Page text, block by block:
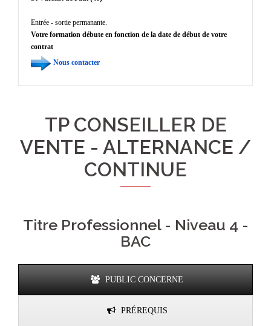
Entrée - sortie permanante.
Votre formation débute en fonction de la date de début de votre
contrat
Nous contacter
TP CONSEILLER DE
VENTE - ALTERNANCE /
CONTINUE
Titre Professionnel - Niveau 4 -
BAC
PUBLIC CONCERNE
PRÉREQUIS